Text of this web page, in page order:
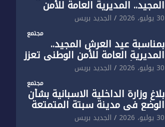
المجيد.. المديرية العامة للأمن
الوطني تفتتح المقر الجديد لفرقة
الشرطة السياحية بفاس
30 يوليو، 2026 الجديد بريس
مجتمع
بمناسبة عيد العرش المجيد..
المديرية العامة للأمن الوطني تعزز
البنية الأمنية بالناظور بإحداث
فرقتين جديدتين
30 يوليو، 2026 الجديد بريس
مجتمع
بلاغ وزارة الداخلية الاسبانية بشأن
الوضع في مدينة سبتة المتمتعة
بالحكم الذاتي
30 يوليو، 2026 الجديد بريس